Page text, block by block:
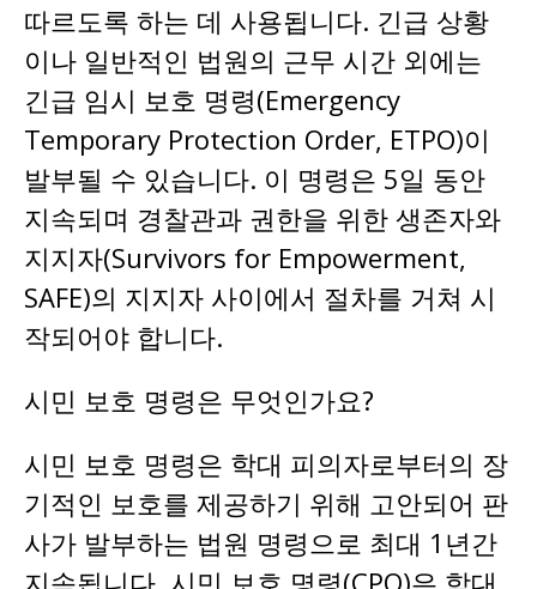
따르도록 하는 데 사용됩니다. 긴급 상황
이나 일반적인 법원의 근무 시간 외에는
긴급 임시 보호 명령(Emergency
Temporary Protection Order, ETPO)이
발부될 수 있습니다. 이 명령은 5일 동안
지속되며 경찰관과 권한을 위한 생존자와
지지자(Survivors for Empowerment,
SAFE)의 지지자 사이에서 절차를 거쳐 시
작되어야 합니다.
시민 보호 명령은 무엇인가요?
시민 보호 명령은 학대 피의자로부터의 장
기적인 보호를 제공하기 위해 고안되어 판
사가 발부하는 법원 명령으로 최대 1년간
지속됩니다. 시민 보호 명령(CPO)은 학대